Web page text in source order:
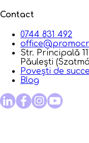
Contact
0744 831 492
Str. Principală
Păulești
Povești de
Blog